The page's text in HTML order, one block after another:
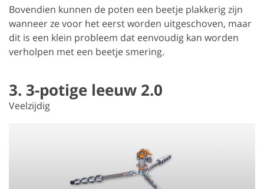
Bovendien kunnen de poten een beetje plakkerig zijn
wanneer ze voor het eerst worden uitgeschoven, maar
dit is een klein probleem dat eenvoudig kan worden
verholpen met een beetje smering.
3. 3-potige leeuw 2.0
Veelzijdig